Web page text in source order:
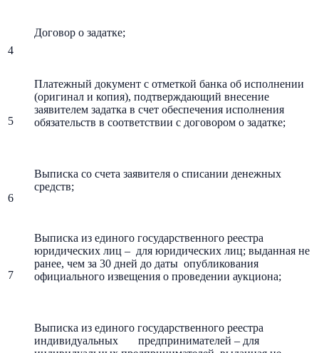
4
Договор о задатке;
5
Платежный документ с отметкой банка об исполнении
(оригинал и копия), подтверждающий внесение
заявителем задатка в счет обеспечения исполнения
обязательств в соответствии с договором о задатке;
6
Выписка со счета заявителя о списании денежных
средств;
7
Выписка из единого государственного реестра
юридических лиц – для юридических лиц; выданная не
ранее, чем за 30 дней до даты опубликования
официального извещения о проведении аукциона;
Выписка из единого государственного реестра
индивидуальных предпринимателей – для